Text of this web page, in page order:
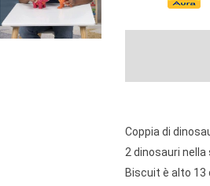
Coppia di
2 dinosauri
Biscuit è alto 13